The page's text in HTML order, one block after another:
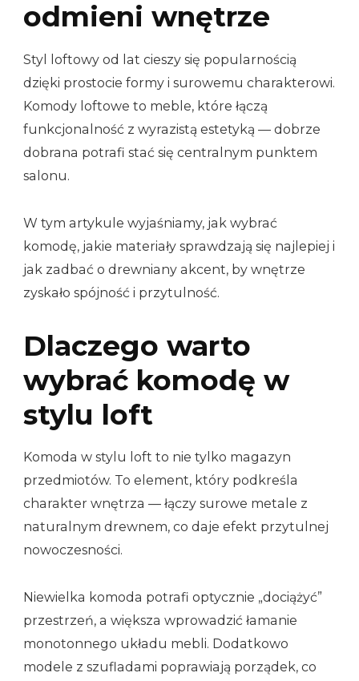
odmieni wnętrze
Styl loftowy od lat cieszy się popularnością
dzięki prostocie formy i surowemu charakterowi.
Komody loftowe to meble, które łączą
funkcjonalność z wyrazistą estetyką — dobrze
dobrana potrafi stać się centralnym punktem
salonu.
W tym artykule wyjaśniamy, jak wybrać
komodę, jakie materiały sprawdzają się najlepiej i
jak zadbać o drewniany akcent, by wnętrze
zyskało spójność i przytulność.
Dlaczego warto
wybrać komodę w
stylu loft
Komoda w stylu loft to nie tylko magazyn
przedmiotów. To element, który podkreśla
charakter wnętrza — łączy surowe metale z
naturalnym drewnem, co daje efekt przytulnej
nowoczesności.
Niewielka komoda potrafi optycznie „dociążyć”
przestrzeń, a większa wprowadzić łamanie
monotonnego układu mebli. Dodatkowo
modele z szufladami poprawiają porządek, co